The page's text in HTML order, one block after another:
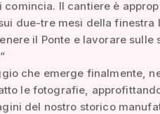
Il cantiere è
due-tre mesi della finestra
il Ponte e lavorare sulle
che emerge finalmente,
le fotografie,
del nostro storico